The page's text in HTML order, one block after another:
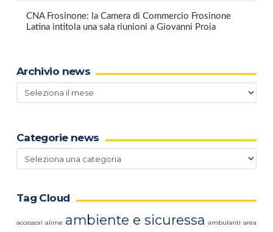
CNA Frosinone: la Camera di Commercio Frosinone
Latina intitola una sala riunioni a Giovanni Proia
Archivio news
Archivio
news
Categorie news
Categorie
news
Tag Cloud
accessori alime ambiente e sicuressa ambulanti area